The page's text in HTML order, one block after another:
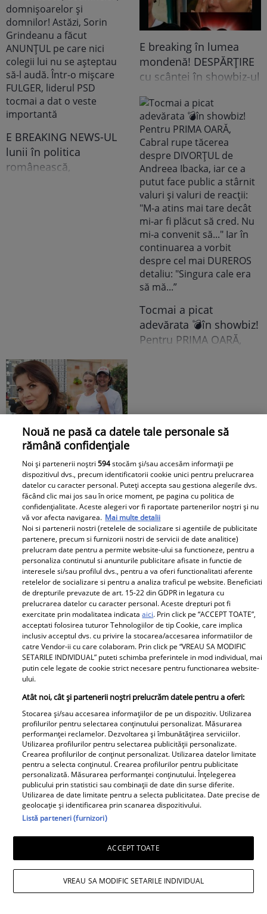
E BREAKING NEWS-UL
lunii în politica
românească,
E breaking în lumea
mondenă! DESPĂRȚIRE
cu scântei în showbiz-ul
noastră vedetă a
recunoscut TOT, dar
tooot: „Mă abțin să nu-i
scriu. Am făcut
scandal!” Ce s-a
întâmplat e...
Tocmai a picat
adevărata 💣în showbiz!
Pentru PRIMA OARĂ,
stârnit valuri și valuri de
reacții: "M-a atins mai
plăcut să cred. Nu mi-a
convenit să..." Iar în
continuarea a vorbit
despre cel mai
DUREROS detaliu:
"Singura cale era să
mă...”
"Nici acum nu îi știu
bine. Nu îi știu familia".
A tăcut luni întregi, dar
acum Gina Matache a
spus adevărul despre
relația cu GINERELE EI,
Radu Siffredi. Nimeni
nu se aștepta să scoată
la iveală și ACEST
AMĂNUNT ce i-a lăsat
pe mulți fără replică:
"M-am lămurit"
Redactia.ro
Boala care a rapus-o pe
Adela Marculescu. De
ce ajunsese in scaun cu
rotile: &quot;In urma cu
un an...&quot; Vezi mai
mult
Primele cuvinte ale
mamei lui Rares Cojoc
dupa divortul de
Andreea Popescu. Ce i-a
nurori
Doliu în familia lui Miraj
Tzunami! Fiica artistului
și-a luat rămas-bun
printr-un mesaj dureros
Surpriză în showbiz-ul
românesc! Valentin
Sanfira și Codruța Filip,
împreună ....
Nouă ne pasă ca datele tale personale să
rămână confidențiale
Noi și partenerii noștri594stocăm și/sau accesăm informații pe
dispozitivul dvs., precum identificatorii cookie unici pentru prelucrarea
datelor cu caracter personal. Puteți accepta sau gestiona alegerile dvs.
făcând clic mai jos sau în orice moment, pe pagina cu politica de
confidențialitate. Aceste alegeri vor fi raportate partenerilor noștri și nu
vă vor afecta navigarea. Mai multe detalii
Noi si partenerii nostri (retelele de socializare si agentiile de publicitate
partenere, precum si furnizorii nostri de servicii de date analitice)
prelucram date pentru a permite website-ului sa functioneze, pentru a
personaliza continutul si anunturile publicitare afisate in functie de
interesele si/sau profilul dvs., pentru a va oferi functionalitati aferente
retelelor de socializare si pentru a analiza traficul pe website. Beneficiati
de drepturile prevazute de art. 15-22 din GDPR in legatura cu
prelucrarea datelor cu caracter personal. Aceste drepturi pot fi
exercitate prin modalitatea indicataaici. Prin click pe “ACCEPT TOATE”,
acceptati folosirea tuturor Tehnologiilor de tip Cookie, care implica
inclusiv acceptul dvs. cu privire la stocarea/accesarea informatiilor de
catre Vendor-ii cu care colaboram. Prin click pe “VREAU SA MODIFIC
SETARILE INDIVIDUAL” puteti schimba preferintele in mod individual, mai
putin cele legate de cookie strict necesare pentru functionarea website-
ului.
Atât noi, cât și partenerii noștri prelucrăm datele pentru a oferi:
Stocarea și/sau accesarea informațiilor de pe un dispozitiv. Utilizarea
profilurilor pentru selectarea conținutului personalizat. Măsurarea
performanței reclamelor. Dezvoltarea și îmbunătățirea serviciilor.
Utilizarea profilurilor pentru selectarea publicității personalizate.
Crearea profilurilor de conținut personalizat. Utilizarea datelor limitate
pentru a selecta conținutul. Crearea profilurilor pentru publicitate
personalizată. Măsurarea performanței conținutului. Înțelegerea
publicului prin statistici sau combinații de date din surse diferite.
Utilizarea de date limitate pentru a selecta publicitatea. Date precise de
geolocație și identificarea prin scanarea dispozitivului.
Listă parteneri (furnizori)
ACCEPT TOATE
VREAU SA MODIFIC SETARILE INDIVIDUAL